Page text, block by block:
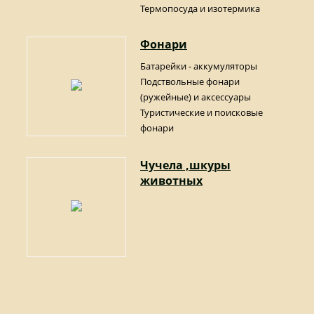
Термопосуда и изотермика
Фонари
Батарейки - аккумуляторы
Подствольные фонари
(ружейные) и аксессуары
Туристические и поисковые
фонари
Чучела ,шкуры
животных